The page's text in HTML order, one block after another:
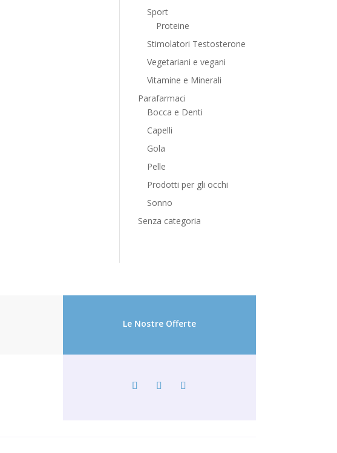
Sport
Proteine
Stimolatori Testosterone
Vegetariani e vegani
Vitamine e Minerali
Parafarmaci
Bocca e Denti
Capelli
Gola
Pelle
Prodotti per gli occhi
Sonno
Senza categoria
Le Nostre Offerte